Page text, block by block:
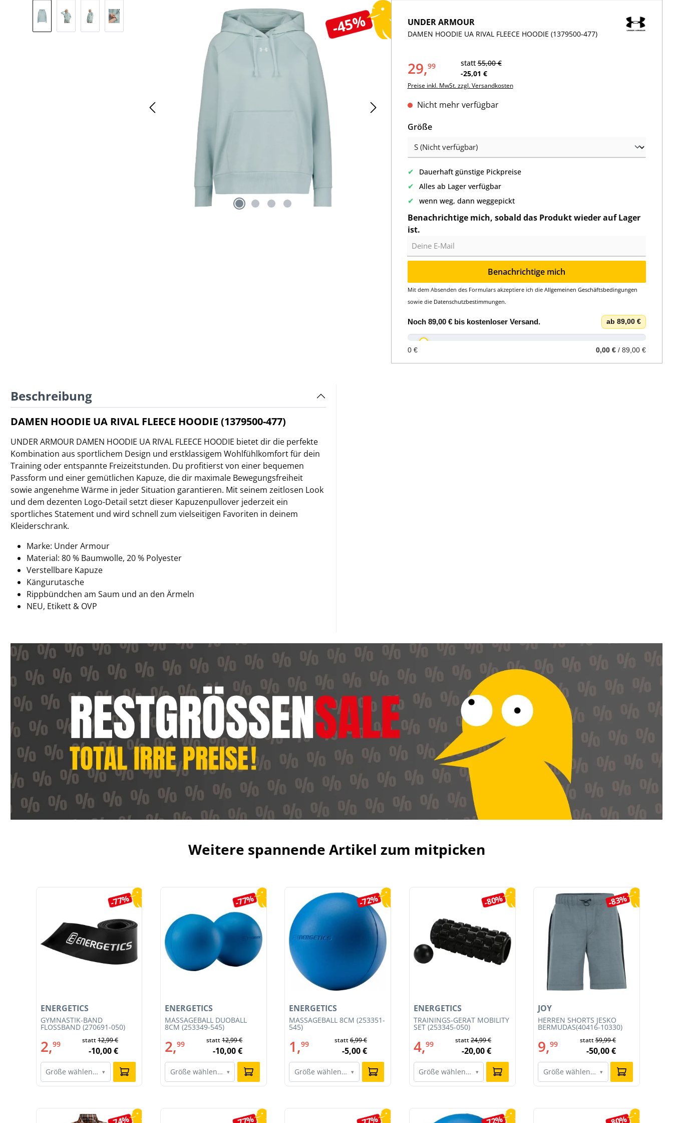
-45%
UNDER ARMOUR
DAMEN HOODIE UA RIVAL FLEECE HOODIE (1379500-477)
29,99 statt55,00 €
-25,01 €
Preise inkl. MwSt. zzgl. Versandkosten
Nicht mehr verfügbar
Größeauswählen
✔ Dauerhaft günstige Pickpreise
✔ Alles ab Lager verfügbar
✔ wenn weg, dann weggepickt
Benachrichtige mich, sobald das Produkt wieder auf Lager
ist.
Benachrichtige mich
Mit dem Absenden des Formulars akzeptiere ich die Allgemeinen Geschäftsbedingungen
sowie die Datenschutzbestimmungen.
Noch 89,00 €bis kostenloser Versand. ab 89,00 €
0 € 0,00 € / 89,00 €
Beschreibung
DAMEN HOODIE UA RIVAL FLEECE HOODIE (1379500-477)
UNDER ARMOUR DAMEN HOODIE UA RIVAL FLEECE HOODIE bietet dir die perfekte
Kombination aus sportlichem Design und erstklassigem Wohlfühlkomfort für dein
Training oder entspannte Freizeitstunden. Du profitierst von einer bequemen
Passform und einer gemütlichen Kapuze, die dir maximale Bewegungsfreiheit
sowie angenehme Wärme in jeder Situation garantieren. Mit seinem zeitlosen Look
und dem dezenten Logo-Detail setzt dieser Kapuzenpullover jederzeit ein
sportliches Statement und wird schnell zum vielseitigen Favoriten in deinem
Kleiderschrank.
Marke: Under Armour
Material: 80 % Baumwolle, 20 % Polyester
Verstellbare Kapuze
Kängurutasche
Rippbündchen am Saum und an den Ärmeln
NEU, Etikett & OVP
Weitere spannende Artikel zum mitpicken
Produktgalerie überspringen
-77%
GYMNASTIK-BAND
FLOSSBAND (270691-050)
ENERGETICS
2,99 statt12,99 €
-10,00 €
Größe wählen… ▾
-77%
MASSAGEBALL DUOBALL
8CM (253349-545)
ENERGETICS
2,99 statt12,99 €
-10,00 €
Größe wählen… ▾
-72%
MASSAGEBALL 8CM (253351-
545)
ENERGETICS
1,99 statt6,99 €
-5,00 €
Größe wählen… ▾
-80%
TRAININGS-GERÄT MOBILITY
SET (253345-050)
ENERGETICS
4,99 statt24,99 €
-20,00 €
Größe wählen… ▾
-83%
HERREN SHORTS JESKO
BERMUDAS(40416-10330)
JOY
9,99 statt59,99 €
-50,00 €
Größe wählen… ▾
Produktgalerie überspringen